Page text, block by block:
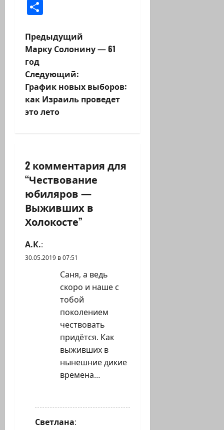
Н
а
в
и
ц
и
я
з
а
Предыдущий
Марку Солонину — 61
год
Следующий:
График новых выборов:
как Израиль проведет
это лето
2 комментария для
“Чествование
юбиляров —
Выживших в
Холокосте”
А.К.:
30.05.2019 в 07:51
Саня, а ведь
скоро и наше с
тобой
поколением
чествовать
придётся. Как
выживших в
нынешние дикие
времена…
Светлана: